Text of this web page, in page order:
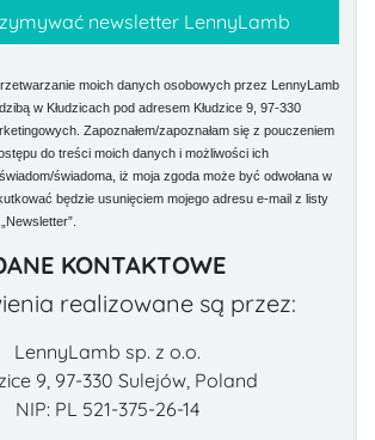
moich danych osobowych przez LennyLamb
w Kłudzicach pod adresem Kłudzice 9, 97-330
Zapoznałem/zapoznałam się z pouczeniem
do treści moich danych i możliwości ich
świadoma, iż moja zgoda może być odwołana w
będzie usunięciem mojego adresu e-mail z listy
KONTAKTOWE
realizowane są przez:
LennyLamb sp. z o.o.
9, 97-330 Sulejów, Poland
NIP: PL 521-375-26-14